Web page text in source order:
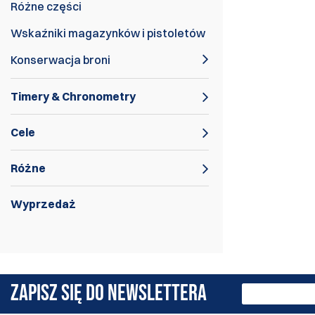
Różne części
Wskaźniki magazynków i pistoletów
Konserwacja broni
Timery & Chronometry
Cele
Różne
Wyprzedaż
ZAPISZ SIĘ DO NEWSLETTERA